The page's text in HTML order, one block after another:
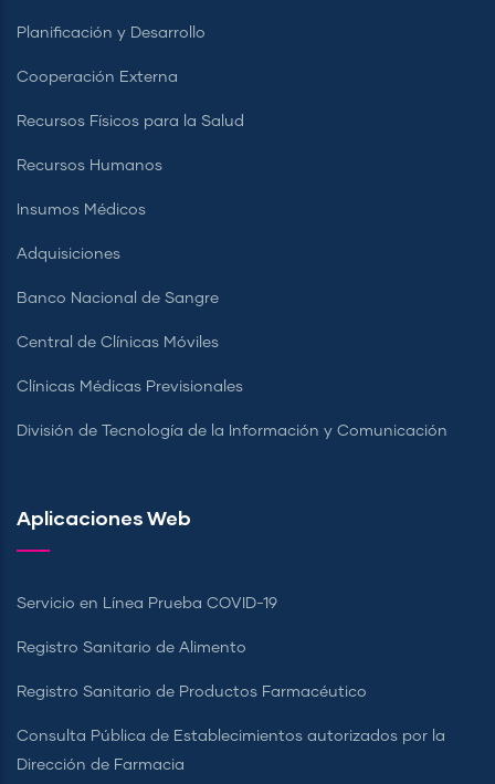
Planificación y Desarrollo
Cooperación Externa
Recursos Físicos para la Salud
Recursos Humanos
Insumos Médicos
Adquisiciones
Banco Nacional de Sangre
Central de Clínicas Móviles
Clínicas Médicas Previsionales
División de Tecnología de la Información y Comunicación
Aplicaciones Web
Servicio en Línea Prueba COVID-19
Registro Sanitario de Alimento
Registro Sanitario de Productos Farmacéutico
Consulta Pública de Establecimientos autorizados por la
Dirección de Farmacia